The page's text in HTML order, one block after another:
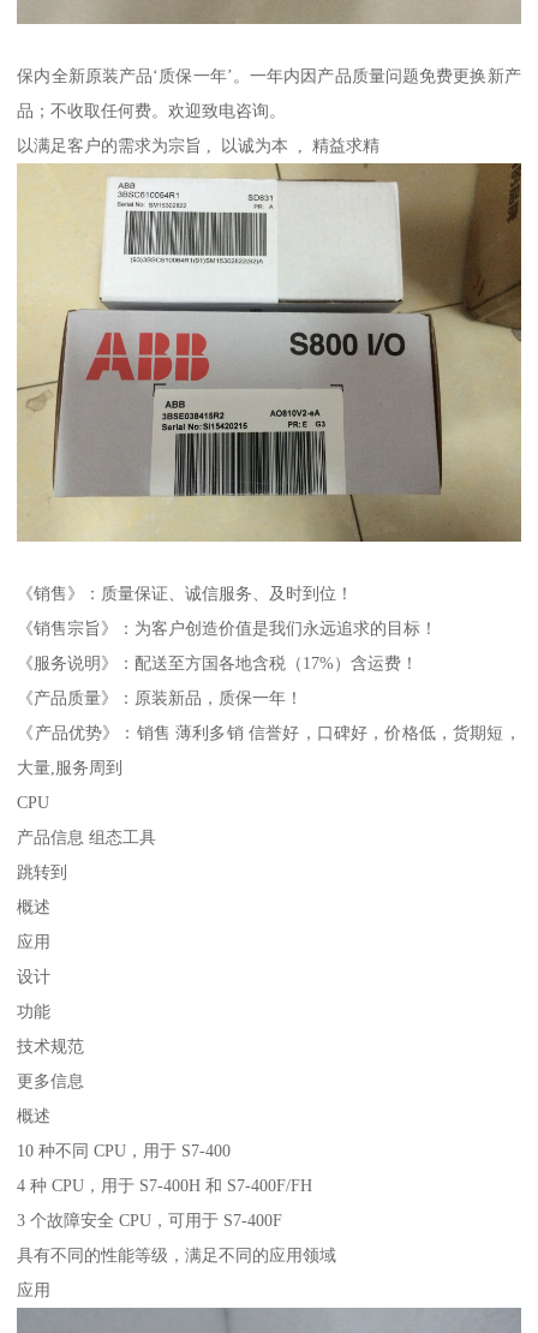
保内全新原装产品‘质保一年’。一年内因产品质量问题免费更换新产
品；不收取任何费。欢迎致电咨询。
以满足客户的需求为宗旨 , 以诚为本 , 精益求精
《销售》：质量保证、诚信服务、及时到位！
《销售宗旨》：为客户创造价值是我们永远追求的目标！
《服务说明》：配送至方国各地含税（17%）含运费！
《产品质量》：原装新品，质保一年！
《产品优势》：销售 薄利多销 信誉好，口碑好，价格低，货期短，
大量,服务周到
CPU
产品信息 组态工具
跳转到
概述
应用
设计
功能
技术规范
更多信息
概述
10 种不同 CPU，用于 S7-400
4 种 CPU，用于 S7-400H 和 S7-400F/FH
3 个故障安全 CPU，可用于 S7-400F
具有不同的性能等级，满足不同的应用领域
应用